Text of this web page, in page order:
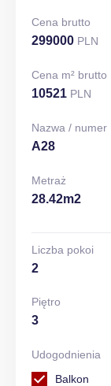
Cena brutto
299000 PLN
Cena m² brutto
10521 PLN
Nazwa / numer
A28
Metraż
28.42m2
Liczba pokoi
2
Piętro
3
Udogodnienia
Balkon